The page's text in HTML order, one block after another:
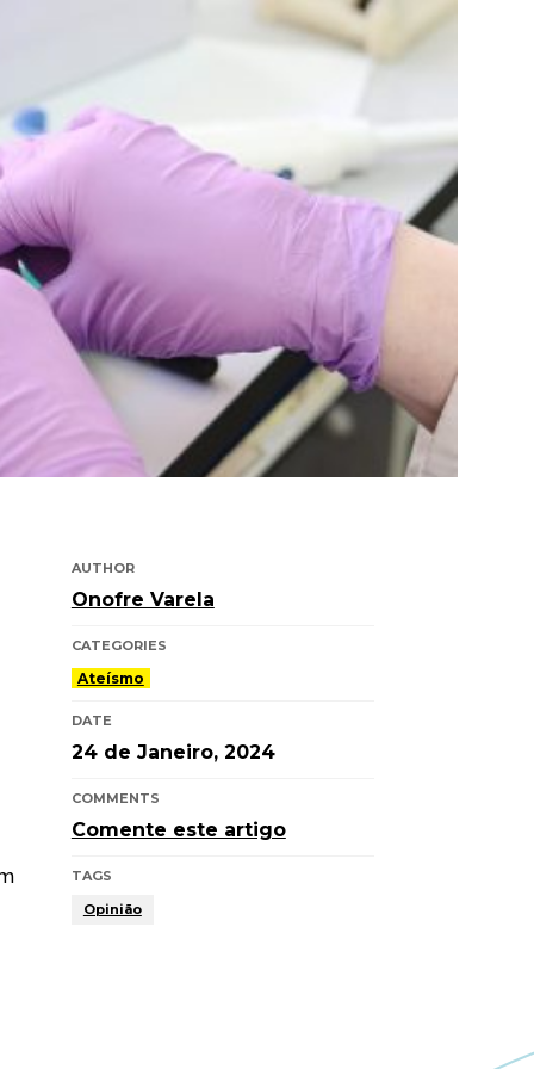
AUTHOR
Onofre Varela
CATEGORIES
Ateísmo
DATE
24 de Janeiro, 2024
COMMENTS
Comente este artigo
TAGS
Opinião